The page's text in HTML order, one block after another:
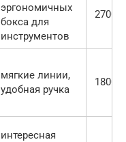
эргономичных
бокса для
инструментов
2700
мягкие линии,
удобная ручка
1800
интересная